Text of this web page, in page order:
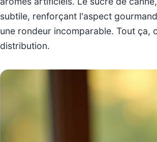
subtile, renforçant l'aspect
une rondeur incomparable. Tout
distribution.